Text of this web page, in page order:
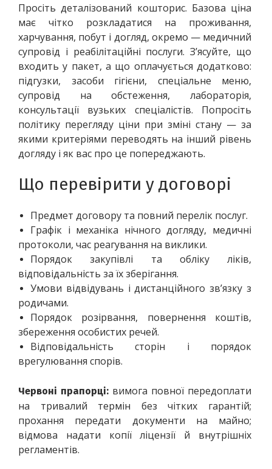
Просіть деталізований кошторис. Базова ціна
має чітко розкладатися на проживання,
харчування, побут і догляд, окремо — медичний
супровід і реабілітаційні послуги. З’ясуйте, що
входить у пакет, а що оплачується додатково:
підгузки, засоби гігієни, спеціальне меню,
супровід на обстеження, лабораторія,
консультації вузьких спеціалістів. Попросіть
політику перегляду ціни при зміні стану — за
якими критеріями переводять на інший рівень
догляду і як вас про це попереджають.
Що перевірити у договорі
Предмет договору та повний перелік послуг.
Графік і механіка нічного догляду, медичні
протоколи, час реагування на виклики.
Порядок закупівлі та обліку ліків,
відповідальність за їх зберігання.
Умови відвідувань і дистанційного зв’язку з
родичами.
Порядок розірвання, повернення коштів,
збереження особистих речей.
Відповідальність сторін і порядок
врегулювання спорів.
Червоні прапорці: вимога повної передоплати
на тривалий термін без чітких гарантій;
прохання передати документи на майно;
відмова надати копії ліцензії й внутрішніх
регламентів.